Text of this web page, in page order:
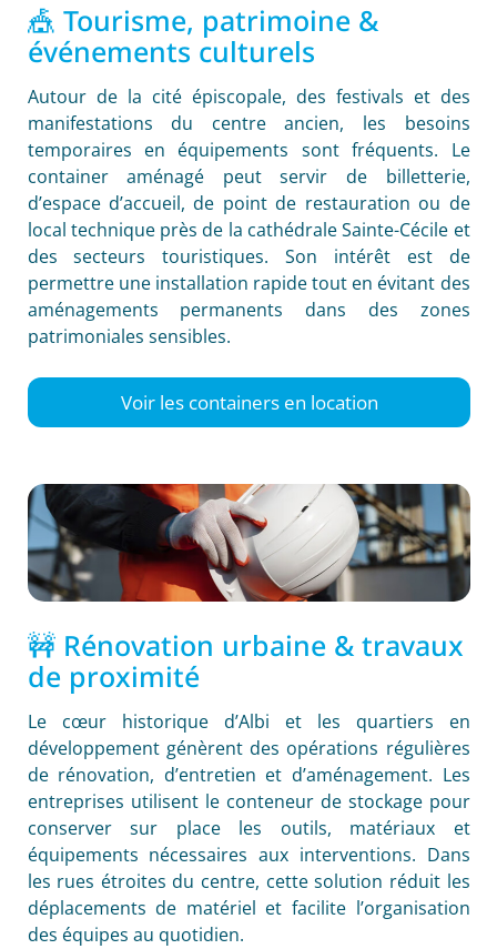
🎪 Tourisme, patrimoine &
événements culturels
Autour de la cité épiscopale, des festivals et des
manifestations du centre ancien, les besoins
temporaires en équipements sont fréquents. Le
container aménagé peut servir de billetterie,
d’espace d’accueil, de point de restauration ou de
local technique près de la cathédrale Sainte-Cécile et
des secteurs touristiques. Son intérêt est de
permettre une installation rapide tout en évitant des
aménagements permanents dans des zones
patrimoniales sensibles.
Voir les containers en location
🚧 Rénovation urbaine & travaux
de proximité
Le cœur historique d’Albi et les quartiers en
développement génèrent des opérations régulières
de rénovation, d’entretien et d’aménagement. Les
entreprises utilisent le conteneur de stockage pour
conserver sur place les outils, matériaux et
équipements nécessaires aux interventions. Dans
les rues étroites du centre, cette solution réduit les
déplacements de matériel et facilite l’organisation
des équipes au quotidien.